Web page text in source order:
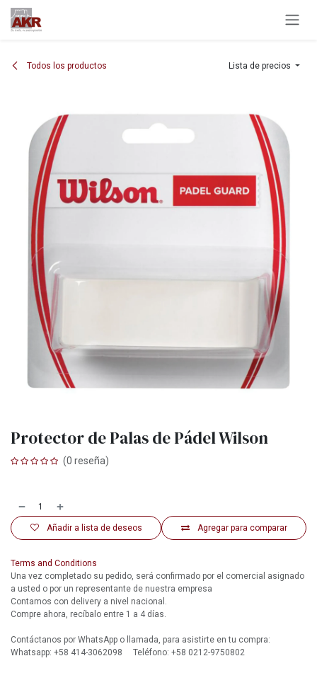
Ir al contenido
Todos los productos Lista de precios
Protector de Palas de Pádel Wilson
(0 reseña)
Agregar para comparar
Añadir a lista de deseos
Terms and Conditions
Una vez completado su pedido, será confirmado por el comercial asignado
a usted o por un representante de nuestra empresa
Contamos con delivery a nivel nacional.
Compre ahora, recíbalo entre 1 a 4 días.
Contáctanos por WhatsApp o llamada, para asistirte en tu compra:
Whatsapp: +58 414-3062098 Teléfono: +58 0212-9750802